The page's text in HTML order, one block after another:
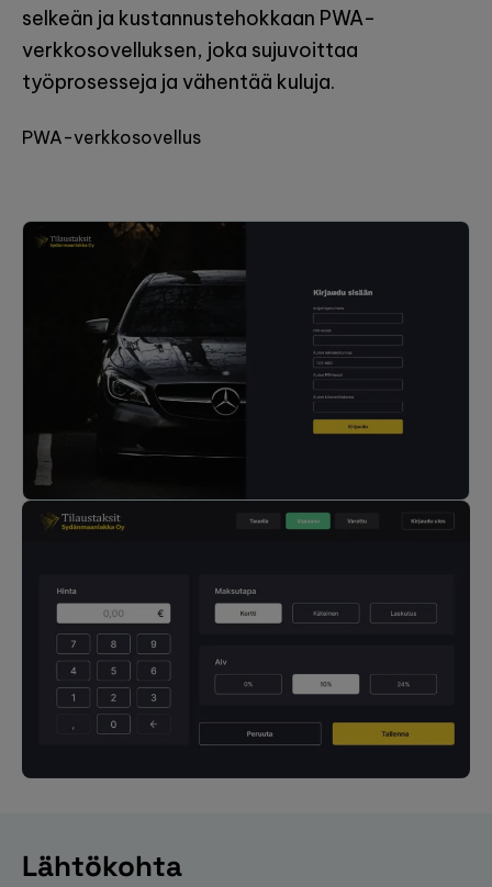
selkeän ja kustannustehokkaan PWA-
verkkosovelluksen, joka sujuvoittaa
työprosesseja ja vähentää kuluja.
PWA-verkkosovellus
Lähtökohta